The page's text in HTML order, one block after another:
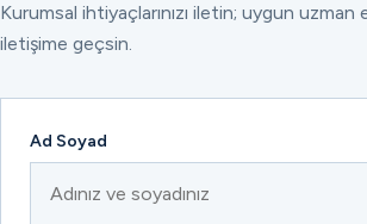
Kurumsal ihtiyaçlarınızı iletin; uygun uzman
iletişime geçsin.
Ad Soyad